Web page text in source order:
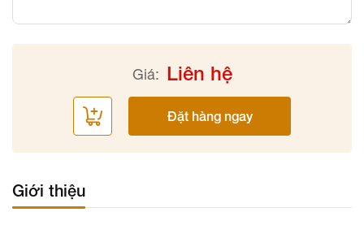
Giá: Liên hệ
Đặt hàng ngay
Giới thiệu